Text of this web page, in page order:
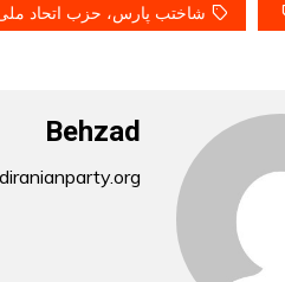
شاختب پارس، حزب اتحاد
Behzad